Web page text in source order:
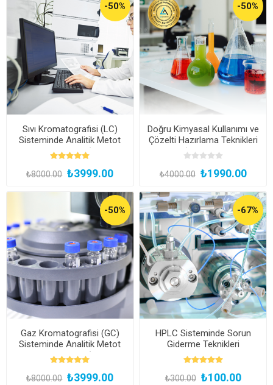
-50%
Sıvı Kromatografisi (LC)
Sisteminde Analitik Metot
Geliştirme Eğitimi (Kayıttan
Hemen İzle)
₺8000.00 ₺3999.00
-50%
Doğru Kimyasal Kullanımı ve
Çözelti Hazırlama Teknikleri
Eğitimi (Kayıttan Hemen
İzle)
₺4000.00 ₺1990.00
-50%
Gaz Kromatografisi (GC)
Sisteminde Analitik Metot
Geliştirme Eğitimi (Kayıttan
Hemen İzle)
₺8000.00 ₺3999.00
-67%
HPLC Sisteminde Sorun
Giderme Teknikleri
₺300.00 ₺100.00